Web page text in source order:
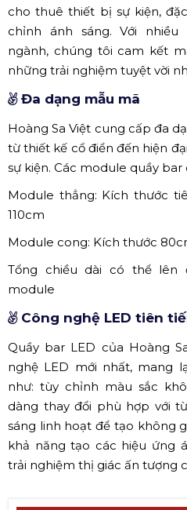
cho thuê thiết bị sự kiện,
chỉnh ánh sáng. Với
ngành, chúng tôi cam kết
những trải nghiệm tuyệt vời
Đa dạng mẫu mã
Hoàng Sa Việt cung cấp đa
từ thiết kế cổ điển đến hiện
sự kiện. Các module quầy
Module thẳng: Kích thước
110cm
Module cong: Kích thước
Tổng chiều dài có thể
module
Công nghệ LED tiên
Quầy bar LED của Hoàng
nghệ LED mới nhất, mang
như: tùy chỉnh màu sắc
dàng thay đổi phù hợp với
sáng linh hoạt để tạo không
khả năng tạo các hiệu ứng
trải nghiệm thị giác ấn tượng